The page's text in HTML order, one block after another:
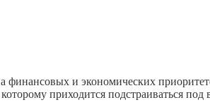
и экономических
приходится подстраиваться